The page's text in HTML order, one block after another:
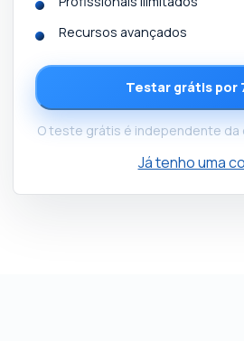
Recursos avançados
Testar grátis por
O teste grátis é independente da
Já tenho uma